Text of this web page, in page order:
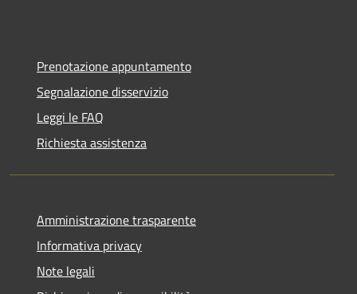
Prenotazione appuntamento
Segnalazione disservizio
Leggi le FAQ
Richiesta assistenza
Amministrazione trasparente
Informativa privacy
Note legali